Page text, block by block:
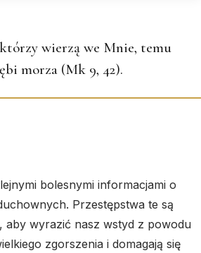
wierzą we Mnie, temu
morza (Mk 9, 42).
bolesnymi informacjami o
Przestępstwa te są
aby wyrazić nasz wstyd z powodu
zgorszenia i domagają się